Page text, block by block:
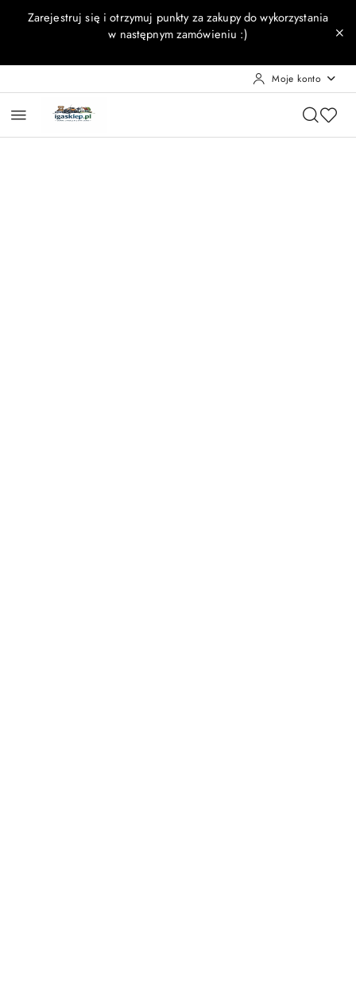
Przejdź do treści głównej
Przejdź do wyszukiwarki
Przejdź do moje konto
Przejdź do menu głównego
Przejdź do opisu produktu
Przejdź do stopki
Zarejestruj się i otrzymuj punkty za zakupy do wykorzystania
w następnym zamówieniu :)
Moje konto